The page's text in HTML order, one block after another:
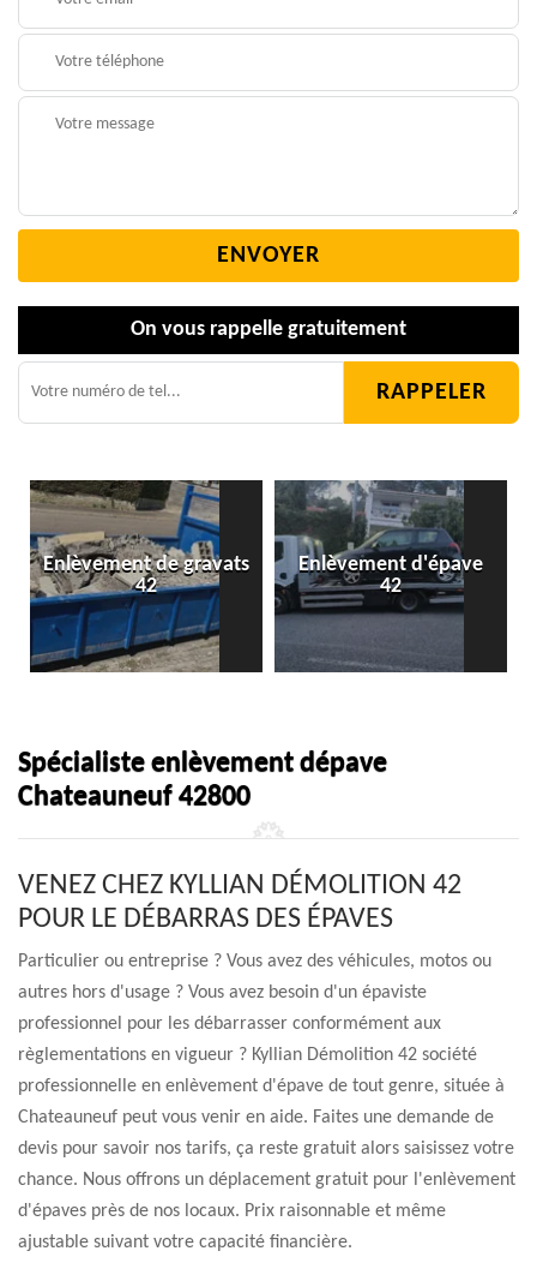
On vous rappelle gratuitement
Enlèvement de gravats
42
Enlèvement d'épave
42
Spécialiste enlèvement dépave
Chateauneuf 42800
VENEZ CHEZ KYLLIAN DÉMOLITION 42
POUR LE DÉBARRAS DES ÉPAVES
Particulier ou entreprise ? Vous avez des véhicules, motos ou
autres hors d'usage ? Vous avez besoin d'un épaviste
professionnel pour les débarrasser conformément aux
règlementations en vigueur ? Kyllian Démolition 42 société
professionnelle en enlèvement d'épave de tout genre, située à
Chateauneuf peut vous venir en aide. Faites une demande de
devis pour savoir nos tarifs, ça reste gratuit alors saisissez votre
chance. Nous offrons un déplacement gratuit pour l'enlèvement
d'épaves près de nos locaux. Prix raisonnable et même
ajustable suivant votre capacité financière.